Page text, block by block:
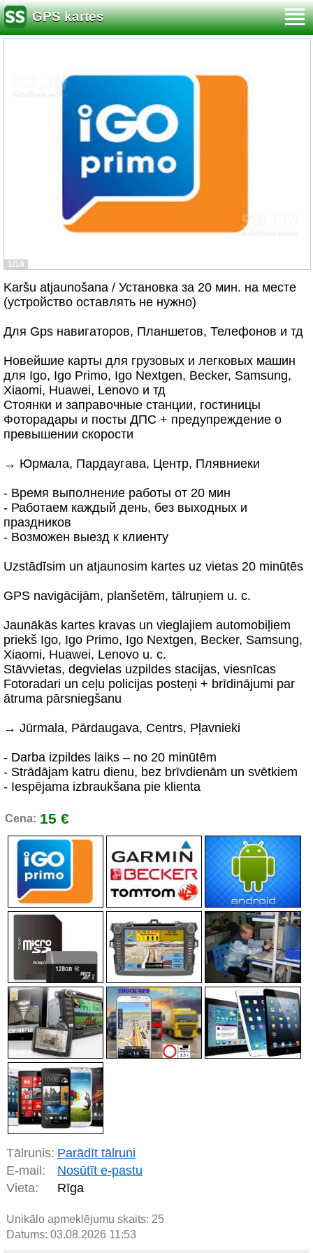
GPS kartes
1/10
Karšu atjaunošana / Установка за 20 мин. на месте
(устройство оставлять не нужно)
Для Gps навигаторов, Планшетов, Телефонов и тд
Новейшие карты для грузовых и легковых машин
для Igo, Igo Primo, Igo Nextgen, Becker, Samsung,
Xiaomi, Huawei, Lenovo и тд
Стоянки и заправочные станции, гостиницы
Фоторадары и посты ДПС + предупреждение о
превышении скорости
→ Юрмала, Пардаугава, Центр, Плявниеки
- Время выполнение работы от 20 мин
- Работаем каждый день, без выходных и
праздников
- Возможен выезд к клиенту
Uzstādīsim un atjaunosim kartes uz vietas 20 minūtēs
GPS navigācijām, planšetēm, tālruņiem u. c.
Jaunākās kartes kravas un vieglajiem automobiļiem
priekš Igo, Igo Primo, Igo Nextgen, Becker, Samsung,
Xiaomi, Huawei, Lenovo u. c.
Stāvvietas, degvielas uzpildes stacijas, viesnīcas
Fotoradari un ceļu policijas posteņi + brīdinājumi par
ātruma pārsniegšanu
→ Jūrmala, Pārdaugava, Centrs, Pļavnieki
- Darba izpildes laiks – no 20 minūtēm
- Strādājam katru dienu, bez brīvdienām un svētkiem
- Iespējama izbraukšana pie klienta
Cena: 15 €
Tālrunis: Parādīt tālruni
E-mail:
Nosūtīt e-pastu
Vieta:
Rīga
Unikālo apmeklējumu skaits: 25
Datums: 03.08.2026 11:53